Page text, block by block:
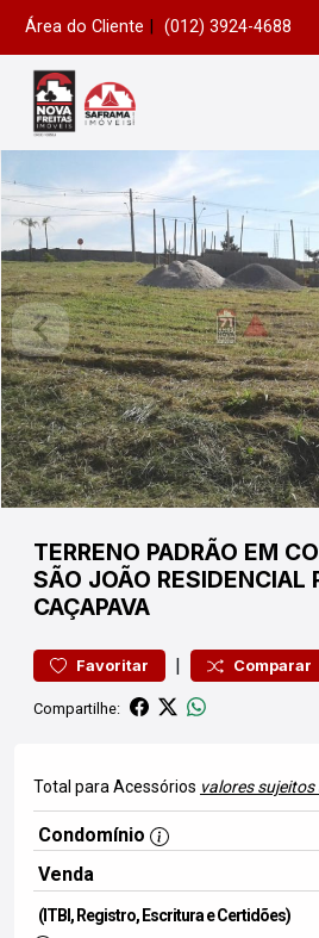
Área do Cliente (012) 3924-4688
TERRENO PADRÃO EM
SÃO JOÃO RESIDENCIAL
CAÇAPAVA
Favoritar | Comparar
Compartilhe:
Total para Acessórios valores
Condomínio
Venda
(ITBI, Registro, Escritura e Certidões)